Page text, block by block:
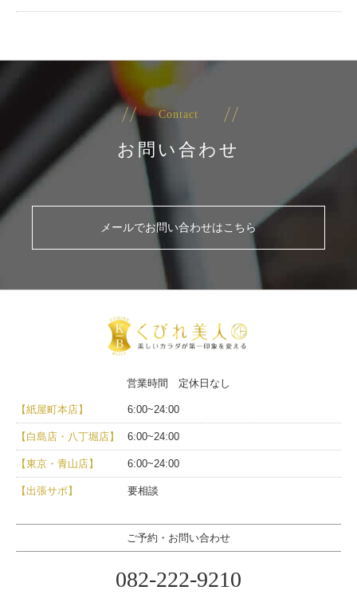
Contact
お問い合わせ
メールでお問い合わせはこちら
営業時間 定休日なし
【紙屋町本店】 6:00~24:00
【白島店・八丁堀店】 6:00~24:00
【東京・青山店】 6:00~24:00
【出張サポ】 要相談
ご予約・お問い合わせ
082-222-9210